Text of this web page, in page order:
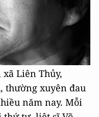
xã Liên Thủy,
thường xuyên đau
năm nay. Mỗi